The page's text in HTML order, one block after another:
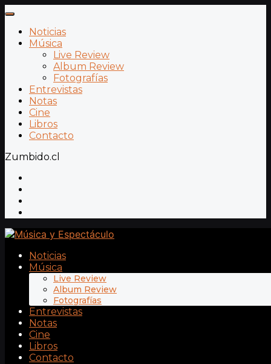
Noticias
Música
Live Review
Album Review
Fotografías
Entrevistas
Notas
Cine
Libros
Contacto
Zumbido.cl
Noticias
Música
Live Review
Album Review
Fotografías
Entrevistas
Notas
Cine
Libros
Contacto